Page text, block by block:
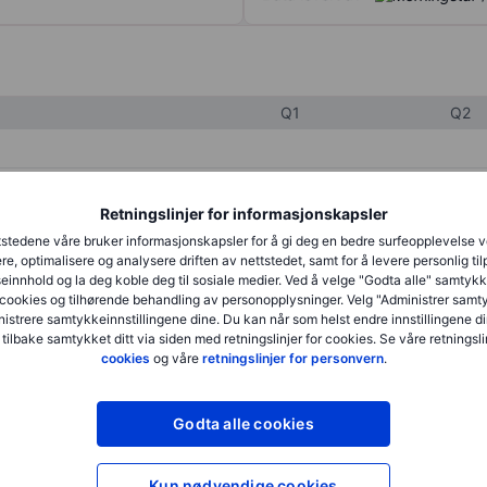
Retningslinjer for informasjonskapsler
våre bruker informasjonskapsler for å gi deg en bedre surfeopplevelse
optimalisere og analysere driften av nettstedet, samt for å levere personlig
og la deg koble deg til sosiale medier. Ved å velge "Godta alle"
og tilhørende behandling av personopplysninger. Velg "Administrer
samtykkeinnstillingene dine. Du kan når som helst endre innstillingene
samtykket ditt via siden med retningslinjer for cookies. Se våre
cookies og våre retningslinjer for personvern.
Godta alle cookies
Q1 Q2
XXXXXXX
XXXXXXX XXXXXXX
XXXXXXX XXXXXXX
XXXXXXX